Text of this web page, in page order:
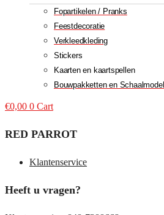
Fopartikelen / Pranks
Feestdecoratie
Verkleedkleding
Stickers
Kaarten en kaartspellen
Bouwpakketten en
€0,00 0 Cart
RED PARROT
Klantenservice
Heeft u vragen?